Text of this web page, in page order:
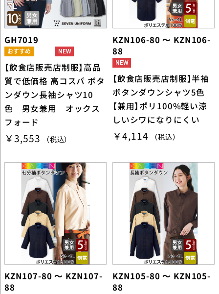
GH7019
【飲食店販売店制服】高品
質で低価格 高コスパ ボタ
ンダウン長袖シャツ10
色 男女兼用 オックス
フォード
￥3,553 （税込）
KZN106-80 ～ KZN106-
88
【飲食店販売店制服】半袖
ボタンダウンシャツ5色
【兼用】ポリ100%軽い涼
しいシワになりにくい
￥4,114 （税込）
KZN107-80 ～ KZN107-
88
KZN105-80 ～ KZN105-
88